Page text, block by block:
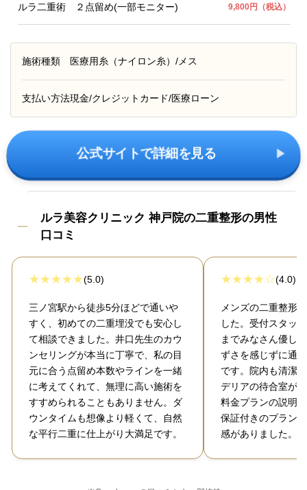
ルラ二重術 ２点留め(一部モニター) 9,800円（税込）
施術種類 医療用糸（ナイロン糸）/メス
支払い方法現金/クレジットカード/医療ローン
公式サイトで詳細を見る
ルラ美容クリニック 神戸院の二重整形の男性
口コミ
(5.0)
三ノ宮駅から徒歩5分ほどで通いや
すく、初めての二重埋没でも安心し
て相談できました。井口先生のカウ
ンセリングが本当に丁寧で、私の目
元に合う点留め本数やラインを一緒
に考えてくれて、無理に高い施術を
すすめられることもありません。ダ
ウンタイムも想像より軽くて、自然
な平行二重に仕上がり大満足です。
(4.0)
メンズの二重整形
した。受付スタッ
までみなさん優し
ずさを感じずに通
です。院内も清潔
デリアの待合室が
料金プランの説明
保証付きのプラン
感がありました。